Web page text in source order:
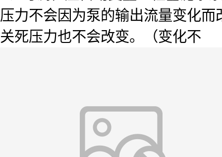
压力不会因为泵的输出流量变化
关死压力也不会改变。（变化不